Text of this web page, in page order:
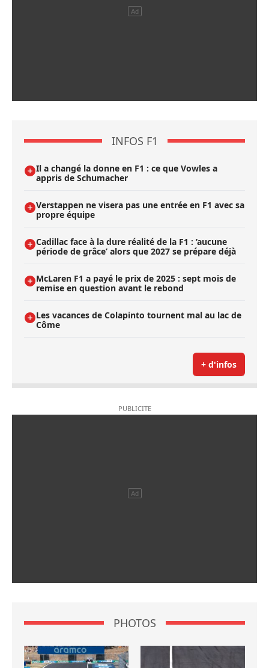
INFOS F1
Il a changé la donne en F1 : ce que Vowles a
appris de Schumacher
Verstappen ne visera pas une entrée en F1 avec sa
propre équipe
Cadillac face à la dure réalité de la F1 : ’aucune
période de grâce’ alors que 2027 se prépare déjà
McLaren F1 a payé le prix de 2025 : sept mois de
remise en question avant le rebond
Les vacances de Colapinto tournent mal au lac de
Côme
+ d'infos
PHOTOS